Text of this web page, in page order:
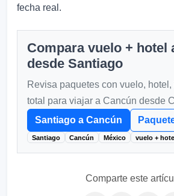
fecha real.
Compara vuelo + hotel
desde Santiago
Revisa paquetes con vuelo,
total para viajar a Cancún desde
Santiago a Cancún
Santiago Cancún México vuelo +
Comparte este